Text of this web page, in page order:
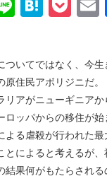
てではなく、今生
住民アボリジニだ。
がニューギニアか
ッパからの移住が
る虐殺が行われた
とによると考えるが
果何がもたらされ